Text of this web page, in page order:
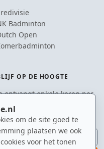
om de site goed te
plaatsen we ook
voor het tonen
Badminton
Open
OP DE HOOGTE
ontvangt enkele keren per
jaar een e-mail met het
badmintonnieuws.
mailadres